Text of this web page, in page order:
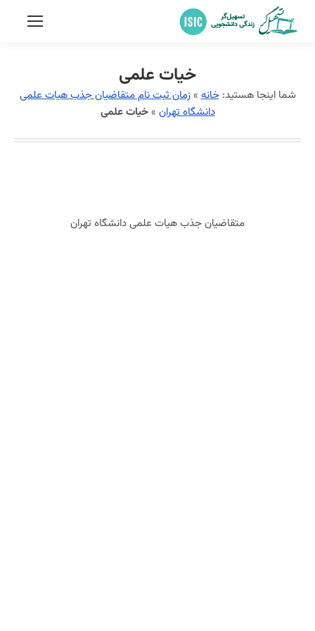
خیات علمی
شما اینجا هستید:خانه»زمان ثبت نام متقاضیان جذب هیات علمی
دانشگاه تهران »خیات علمی
متقاضیان جذب هیات علمی دانشگاه تهران